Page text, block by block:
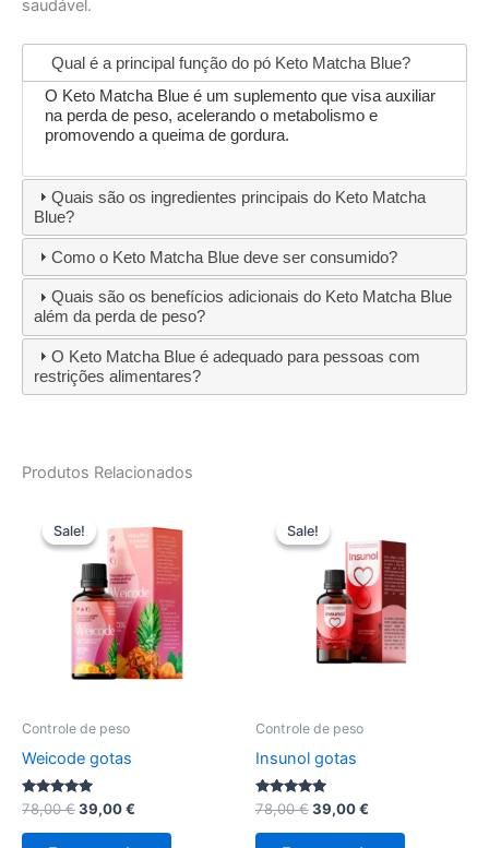
saudável.
Qual é a principal função do pó Keto Matcha Blue?
O Keto Matcha Blue é um suplemento que visa auxiliar
na perda de peso, acelerando o metabolismo e
promovendo a queima de gordura.
Quais são os ingredientes principais do Keto Matcha
Blue?
Como o Keto Matcha Blue deve ser consumido?
Quais são os benefícios adicionais do Keto Matcha Blue
além da perda de peso?
O Keto Matcha Blue é adequado para pessoas com
restrições alimentares?
Produtos Relacionados
Sale!
Sale!
Controle de peso
Weicode gotas
Avaliação
4.86
de 5
78,00€O
original
39,00€
Sale!
Sale!
Controle de peso
Insunol gotas
Avaliação
5.00
de 5
78,00€O
original
39,00€